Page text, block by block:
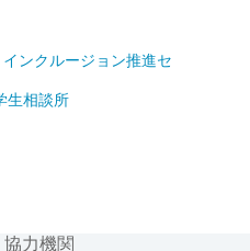
ンクルージョン推進セ
生相談所
力機関